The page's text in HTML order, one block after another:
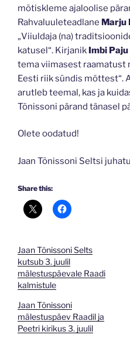
mõtiskleme ajaloolise
Rahvaluuleteadlane Marju
„Viiuldaja (na)
katusel“. Kirjanik Imbi Paju
tema viimasest raamatust
Eesti riik sündis mõttest“.
arutleb teemal, kas ja
Tõnissoni pärand tänasel
Olete oodatud!
Jaan Tõnissoni Seltsi
Share this:
Jaan Tõnissoni Selts
kutsub 3. juulil
mälestuspäevale Raadi
kalmistule
Jaan Tõnissoni
mälestuspäev Raadil ja
Peetri kirikus 3. juulil